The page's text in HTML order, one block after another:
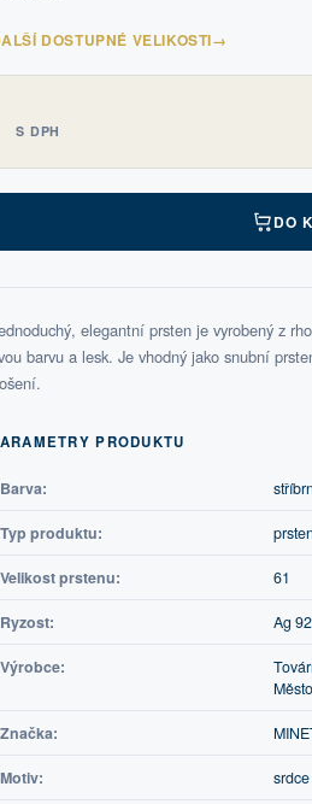
DOSTUPNÉ VELIKOSTI→
S DPH
DO
elegantní prsten je vyrobený z
barvu a lesk. Je vhodný jako snubní
PRODUKTU
Barva:
Typ produktu: prsten
Velikost prstenu: 61
Ryzost: Ag
Výrobce:
Značka:
Motiv: srdce